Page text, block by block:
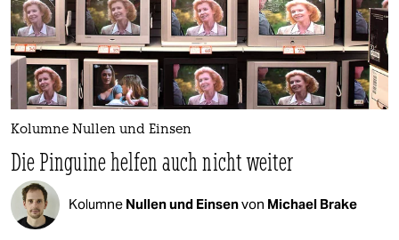
Kolumne Nullen und Einsen
Die Pinguine helfen auch nicht weiter
Kolumne Nullen und Einsenvon Michael Brake